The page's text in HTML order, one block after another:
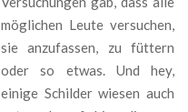
möglichen Leute versuchen,
sie anzufassen, zu füttern
oder so etwas. Und hey,
einige Schilder wiesen auch